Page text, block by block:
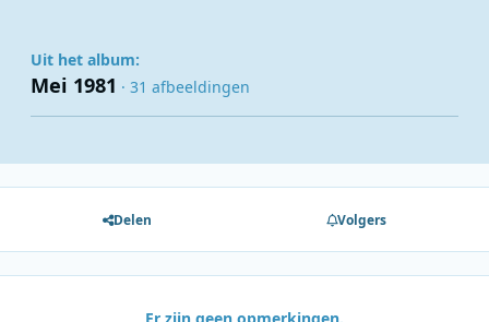
Uit het album:
Mei 1981 · 31 afbeeldingen
Delen Volgers